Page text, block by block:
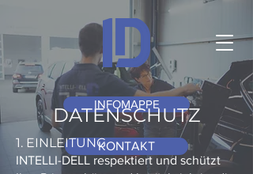
INFOMAPPE
KONTAKT
DATENSCHUTZ
1. EINLEITUNG
INTELLI-DELL respektiert und schützt